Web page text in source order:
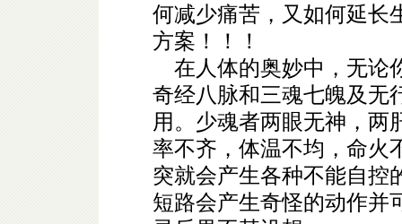
何减少痛苦，又如何延长
方案！！！
在人体的奥妙中，无论
奇经八脉和三魂七魄及无
用。少魂者两眼无神，两
率不齐，体温不均，命火
突就会产生各种不能自控
短路会产生奇怪的动作并